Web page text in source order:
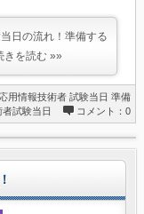
日の流れ！準備する
きを読む »»
応用情報技術者 試験当日 準備
試験当日
コメント：0